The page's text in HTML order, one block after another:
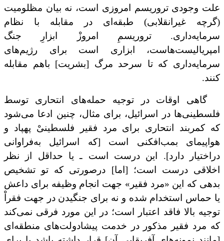
علت وجودی تروریسم امروزی است، نه بیان مظلومیت
(گرچه غیرانقلابی) طبقه‌ای در مقابله با نظام
سرمایه‌داری. تروریسمِ امروزْ ابزارِ جنگ
امپریالیست‌هاست، ابزاری است برای رژیم‌های
سرمایه‌داری که تا سرحد مرگ [بشریت] باهم مقابله
کنند.
گاهی اوقات در توجیه حمله‌های انتحاری توسط
فلسطینی‌ها در اسرائیل، برای مثال، چنین ادعا می‌شود
که کمربند انتحاری برای مرد فقیر فلسطینیْ پهپاد و
هواپیمای بمب‌افکنی است [که اسرائیل به‌فراوانی
دراختیار دارد]. این درست است ـ یا حداقل از نظر
اخلاقی درست است؛ [اما] درصورتی که تو تشخیص
بدهی که این «مرد فقیر» جهت انجام وظیفه برای داعش
یا حماس استخدام شده و نه برای جنگیدن در جهت فقراْ
توجیه بالا فاقد اعتبار است؛ در این مورد فرقی نمی‌کند
که مرد فقیر مذکور در خدمت پیشادولت‌های منطقه‌ای